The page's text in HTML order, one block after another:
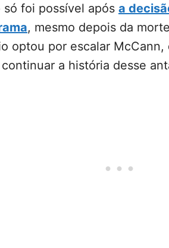
foi possível após a
, mesmo depois da
optou por escalar McCann,
a história desse